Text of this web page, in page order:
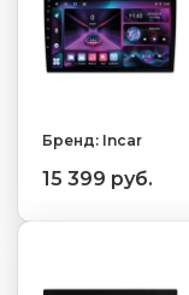
Бренд: Incar
15 399 руб.